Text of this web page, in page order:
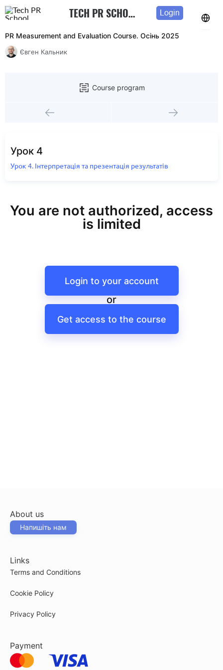
TECH PR SCHOOL Login
PR Measurement and Evaluation Course. Осінь 2025
Євген Кальник
Course program
Урок 4
Урок 4. Інтерпретація та презентація результатів
You are not authorized, access
is limited
Login to your account
or
Get access to the course
About us
Напишіть нам
Links
Terms and Conditions
Cookie Policy
Privacy Policy
Payment